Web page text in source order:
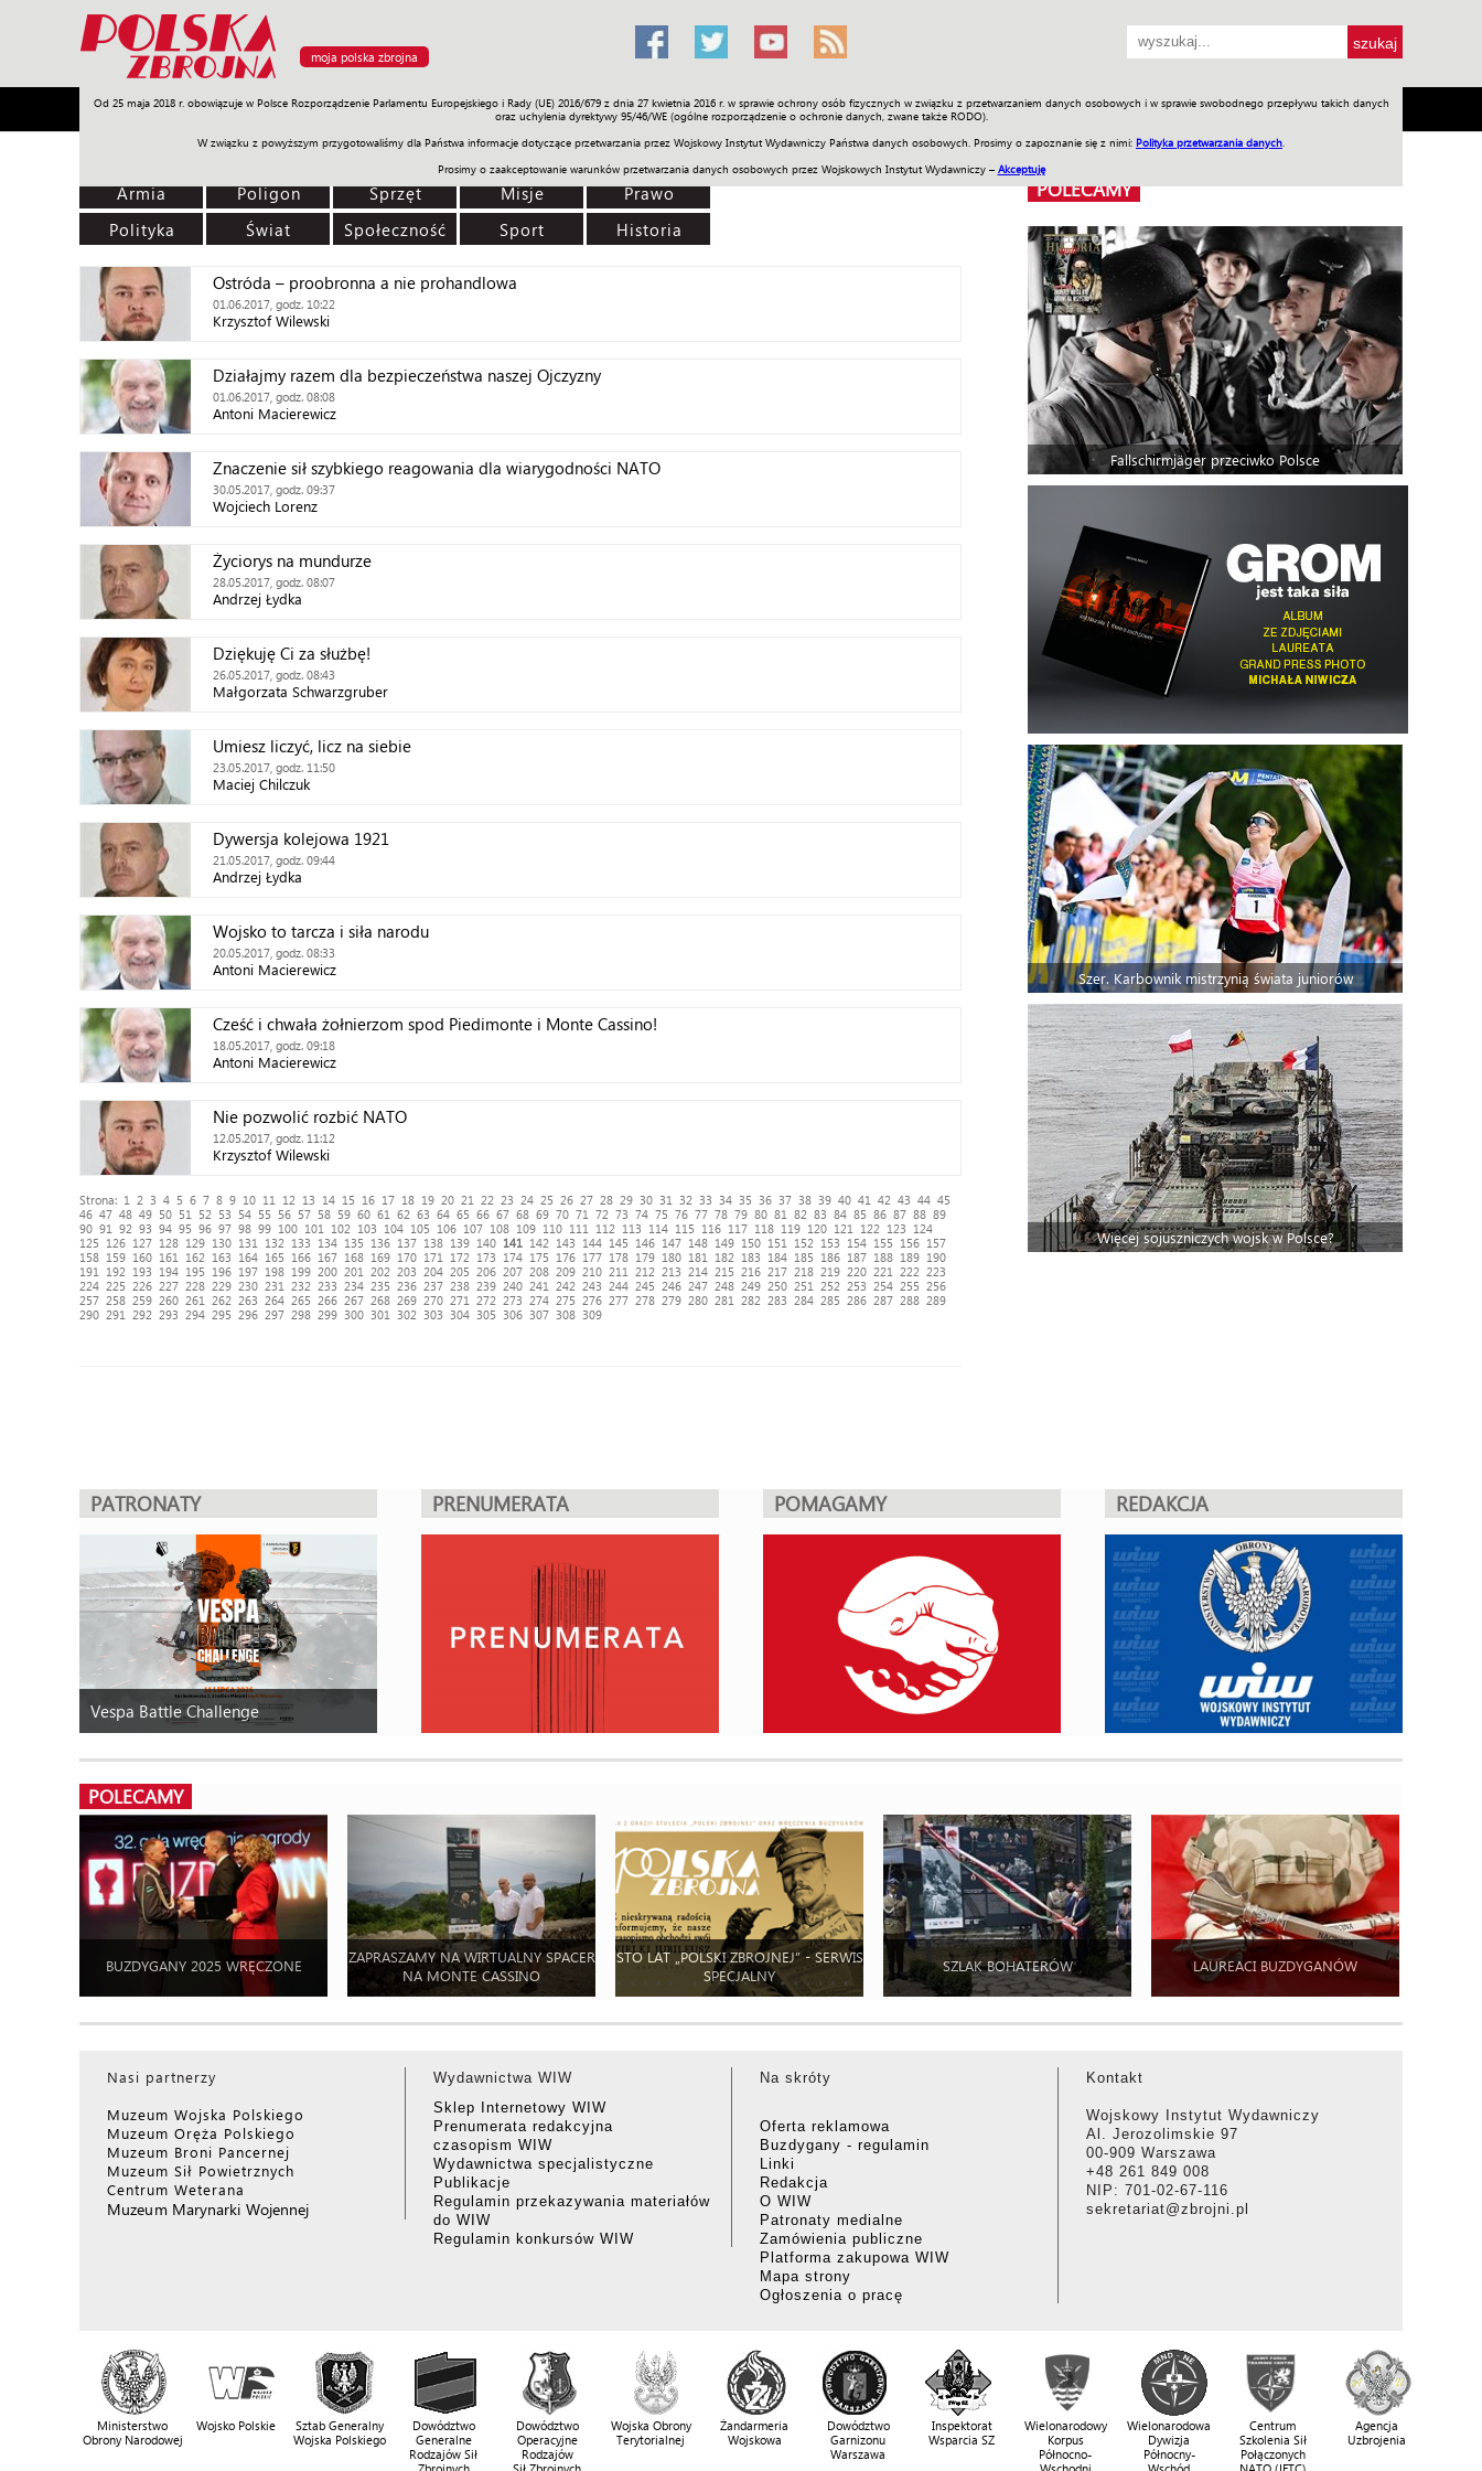
moja polska zbrojna
Od 25 maja 2018 r. obowiązuje w Polsce Rozporządzenie Parlamentu Europejskiego i Rady (UE) 2016/679 z dnia 27 kwietnia 2016 r. w sprawie ochrony osób fizycznych w związku z przetwarzaniem danych osobowych i w sprawie swobodnego przepływu takich danych
oraz uchylenia dyrektywy 95/46/WE (ogólne rozporządzenie o ochronie danych, zwane także RODO).
W związku z powyższym przygotowaliśmy dla Państwa informacje dotyczące przetwarzania przez Wojskowy Instytut Wydawniczy Państwa danych osobowych. Prosimy o zapoznanie się z nimi: Polityka przetwarzania danych
Prosimy o zaakceptowanie warunków przetwarzania danych osobowych przez Wojskowych Instytut Wydawniczy – Akceptuję
Armia Poligon Sprzęt Misje Polityka Prawo Świat Społeczność Sport Historia Galerie Wideo ENGLISH SKLEP Jednodniówki Praca w WIW
Armia Poligon Sprzęt Misje
Prawo
Polityka
Świat Społeczność Sport Historia
Ostróda – proobronna a nie prohandlowa
01.06.2017, godz. 10:22
Krzysztof Wilewski
Działajmy razem dla bezpieczeństwa naszej Ojczyzny
01.06.2017, godz. 08:08
Antoni Macierewicz
Znaczenie sił szybkiego reagowania dla wiarygodności NATO
30.05.2017, godz. 09:37
Wojciech Lorenz
Życiorys na mundurze
28.05.2017, godz. 08:07
Andrzej Łydka
Dziękuję Ci za służbę!
26.05.2017, godz. 08:43
Małgorzata Schwarzgruber
Umiesz liczyć, licz na siebie
23.05.2017, godz. 11:50
Maciej Chilczuk
Dywersja kolejowa 1921
21.05.2017, godz. 09:44
Andrzej Łydka
Wojsko to tarcza i siła narodu
20.05.2017, godz. 08:33
Antoni Macierewicz
Cześć i chwała żołnierzom spod Piedimonte i Monte Cassino!
18.05.2017, godz. 09:18
Antoni Macierewicz
Nie pozwolić rozbić NATO
12.05.2017, godz. 11:12
Krzysztof Wilewski
Strona: 1 2 3 4 5 6 7 8 9 10 11 12 13 14 15 16 17 18 19 20 21 22 23 24 25 26 27 28 29 30 31 32 33 34 35 36 37 38 39 40 41 42 43 44 45
46 47 48 49 50 51 52 53 54 55 56 57 58 59 60 61 62 63 64 65 66 67 68 69 70 71 72 73 74 75 76 77 78 79 80 81 82 83 84 85 86 87 88 89
90 91 92 93 94 95 96 97 98 99 100 101 102 103 104 105 106 107 108 109 110 111 112 113 114 115 116 117 118 119 120 121 122 123
124
125
126 127 128 129 130 131 132 133 134 135 136 137 138 139 140 141 142 143 144 145 146 147 148 149 150 151 152 153 154 155 156 157
158 159 160 161 162 163 164 165 166 167 168 169 170 171 172 173 174 175 176 177 178 179 180 181 182 183 184 185 186 187 188 189 190
191
192 193 194 195 196 197 198 199 200 201 202 203 204 205 206 207 208 209 210 211 212 213 214 215 216 217 218 219 220 221 222
223
224 225 226 227 228 229 230 231 232 233 234 235 236 237 238 239 240 241 242 243 244 245 246 247 248 249 250 251 252 253 254 255
256
257 258 259 260 261 262 263 264 265 266 267 268 269 270 271 272 273 274 275 276 277 278 279 280 281 282 283 284 285 286 287 288 289
290 291 292 293 294 295 296 297 298 299 300 301 302 303 304 305 306 307 308 309
POLECAMY
Fallschirmjäger przeciwko Polsce
Szer. Karbownik mistrzynią świata juniorów
Więcej sojuszniczych wojsk w Polsce?
PATRONATY
Vespa Battle Challenge
PRENUMERATA POMAGAMY REDAKCJA
POLECAMY
BUZDYGANY 2025 WRĘCZONE
ZAPRASZAMY NA WIRTUALNY SPACER
NA MONTE CASSINO
STO LAT „POLSKI ZBROJNEJ” - SERWIS
SPECJALNY
SZLAK BOHATERÓW LAUREACI BUZDYGANÓW
Nasi partnerzy
Muzeum Wojska Polskiego
Muzeum Oręża Polskiego
Muzeum Broni Pancernej
Muzeum Sił Powietrznych
Centrum Weterana
Muzeum Marynarki Wojennej
Wydawnictwa WIW
Sklep Internetowy WIW
Prenumerata redakcyjna
czasopism WIW
Wydawnictwa specjalistyczne
Publikacje
Regulamin przekazywania materiałów
do WIW
Regulamin konkursów WIW
Na skróty
Oferta reklamowa
Buzdygany - regulamin
Linki
Redakcja
O WIW
Patronaty medialne
Zamówienia publiczne
Platforma zakupowa WIW
Mapa strony
Ogłoszenia o pracę
Kontakt
Wojskowy Instytut Wydawniczy
Al. Jerozolimskie 97
00-909 Warszawa
+48 261 849 008
NIP: 701-02-67-116
sekretariat@zbrojni.pl
Ministerstwo
Obrony Narodowej
Wojsko Polskie
Sztab Generalny
Wojska Polskiego
Dowództwo
Generalne
Rodzajów Sił
Dowództwo
Operacyjne
Rodzajów
Wojska Obrony
Terytorialnej
Żandarmeria
Wojskowa
Dowództwo
Garnizonu
Warszawa
Inspektorat
Wsparcia SZ
Wielonarodowy
Korpus
Północno-
Wielonarodowa
Dywizja
Północny-
Centrum
Szkolenia Sił
Połączonych
Agencja
Uzbrojenia